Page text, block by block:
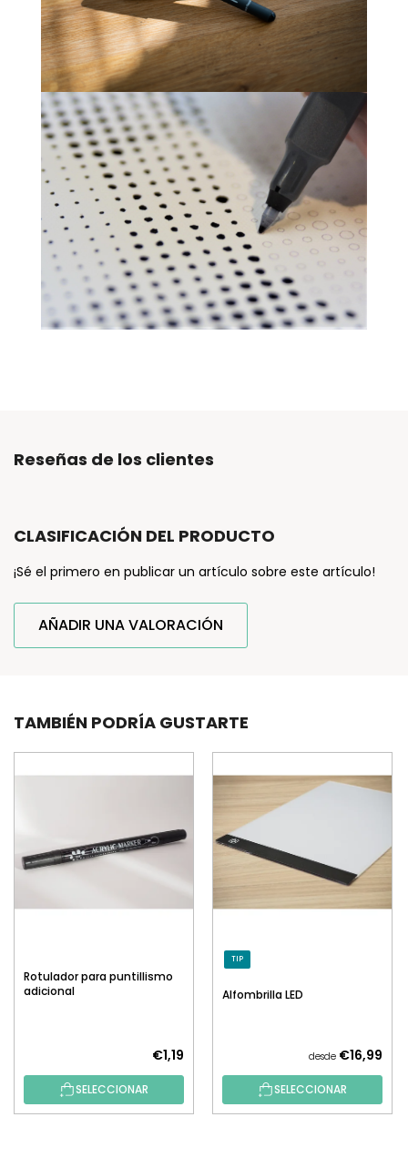
Reseñas de los clientes
CLASIFICACIÓN DEL PRODUCTO
¡Sé el primero en publicar un artículo sobre este artículo!
AÑADIR UNA VALORACIÓN
TAMBIÉN PODRÍA GUSTARTE
Rotulador para puntillismo
adicional
€1,19
SELECCIONAR
TIP
Alfombrilla LED
desde €16,99
SELECCIONAR